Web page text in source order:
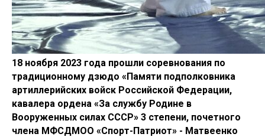
18 ноября 2023 года прошли соревнования по
традиционному дзюдо «Памяти подполковника
артиллерийских войск Российской Федерации,
кавалера ордена «За службу Родине в
Вооруженных силах СССР» 3 степени, почетного
члена МФСДМОО «Спорт-Патриот» - Матвеенко